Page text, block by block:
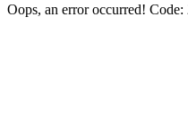
Oops, an error occurred!